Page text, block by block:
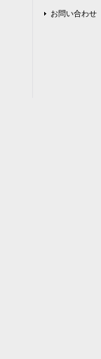
お問い合わせ